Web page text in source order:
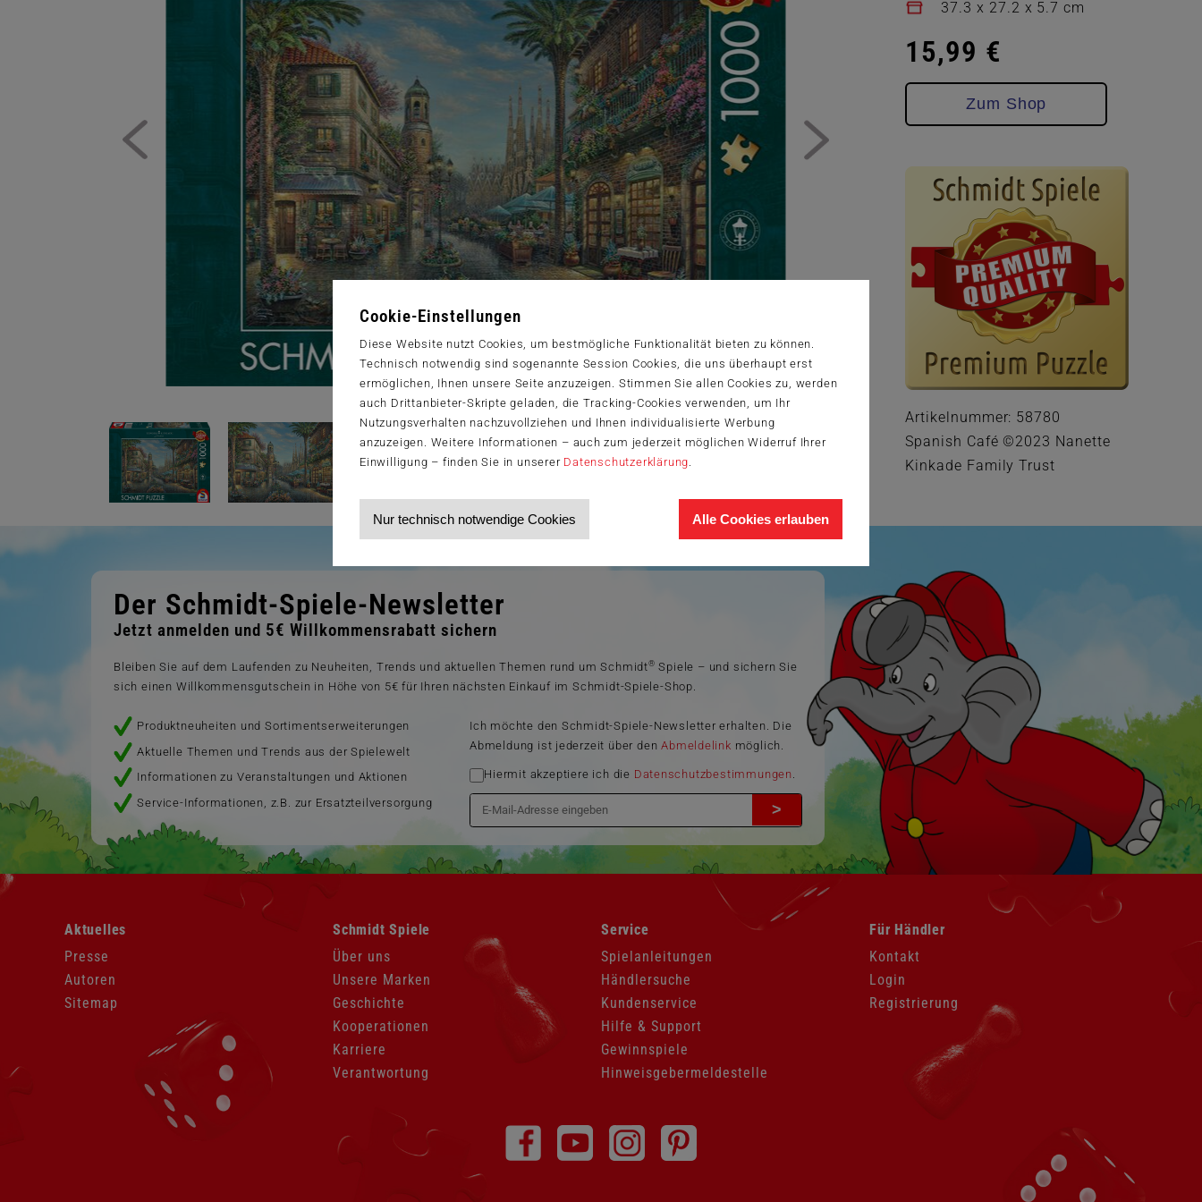
Cookie-Einstellungen
Diese Website nutzt Cookies, um bestmögliche Funktionalität bieten zu können.
Technisch notwendig sind sogenannte Session Cookies, die uns überhaupt erst
ermöglichen, Ihnen unsere Seite anzuzeigen. Stimmen Sie allen Cookies zu, werden
auch Drittanbieter-Skripte geladen, die Tracking-Cookies verwenden, um Ihr
Nutzungsverhalten nachzuvollziehen und Ihnen individualisierte Werbung
anzuzeigen. Weitere Informationen – auch zum jederzeit möglichen Widerruf Ihrer
Einwilligung – finden Sie in unserer Datenschutzerklärung
Nur technisch notwendige Cookies Alle Cookies erlauben
37.3 x 27.2 x 5.7 cm
15,99 €
Zum Shop
Artikelnummer: 58780
Spanish Café ©2023 Nanette
Kinkade Family Trust
Der Schmidt-Spiele-Newsletter
Jetzt anmelden und 5€ Willkommensrabatt sichern
Bleiben Sie auf dem Laufenden zu Neuheiten, Trends und aktuellen Themen rund um Schmidt® Spiele – und sichern Sie
sich einen Willkommensgutschein in Höhe von 5€ für Ihren nächsten Einkauf im Schmidt-Spiele-Shop.
Produktneuheiten und Sortimentserweiterungen
Aktuelle Themen und Trends aus der Spielewelt
Informationen zu Veranstaltungen und Aktionen
Service-Informationen, z.B. zur Ersatzteilversorgung
Ich möchte den Schmidt-Spiele-Newsletter erhalten. Die
Abmeldung ist jederzeit über denAbmeldelink möglich.
Hiermit akzeptiere ich die Datenschutzbestimmungen
>
überspringen
Aktuelles
Presse
Autoren
Sitemap
Navigation
überspringen
Schmidt Spiele
Über uns
Unsere Marken
Geschichte
Kooperationen
Karriere
Verantwortung
Navigation
überspringen
Service
Spielanleitungen
Händlersuche
Kundenservice
Hilfe & Support
Gewinnspiele
Hinweisgebermeldestelle
Navigation
überspringen
Für Händler
Kontakt
Login
Registrierung